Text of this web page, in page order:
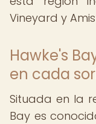
Vineyard y
Hawke's
en cada
Situada en la
Bay es